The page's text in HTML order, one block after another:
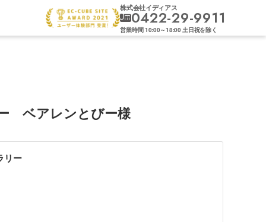
株式会社イディアス
0422-29-9911
営業時間10:00～18:00 土日祝を除く
ベアレンとびー様
リー